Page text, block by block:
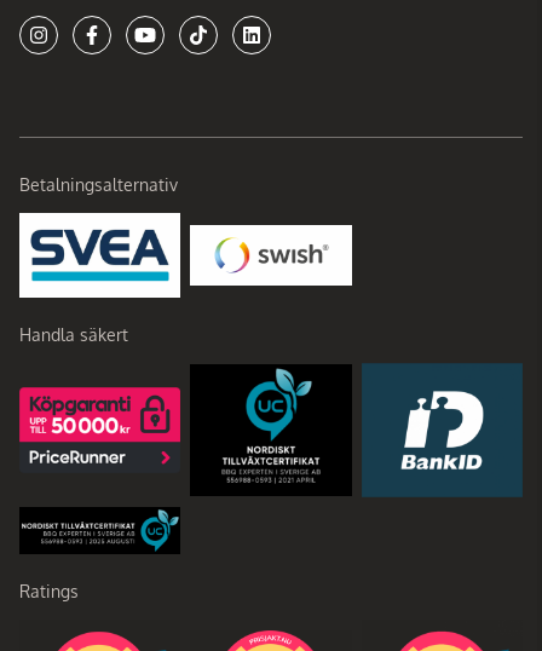
Betalningsalternativ
Handla säkert
Ratings